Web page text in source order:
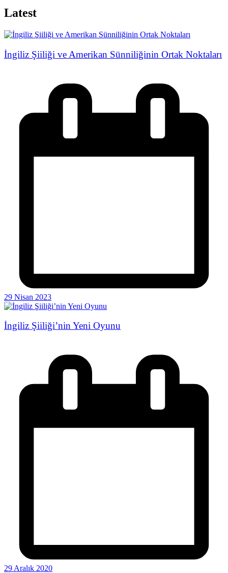
Latest
İngiliz Şiiliği ve Amerikan Sünniliğinin Ortak Noktaları
29 Nisan 2023
İngiliz Şiiliği’nin Yeni Oyunu
29 Aralık 2020